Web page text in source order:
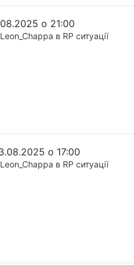
о 21:00
Leon_Chappa в RP ситуації
о 17:00
Leon_Chappa в RP ситуації